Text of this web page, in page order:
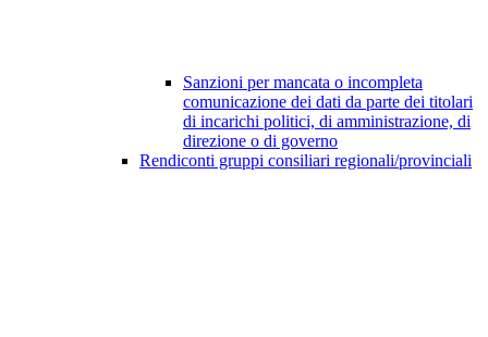
Sanzioni per mancata o incompleta
comunicazione dei dati da parte dei titolari
di incarichi politici, di amministrazione, di
direzione o di governo
Rendiconti gruppi consiliari regionali/provinciali